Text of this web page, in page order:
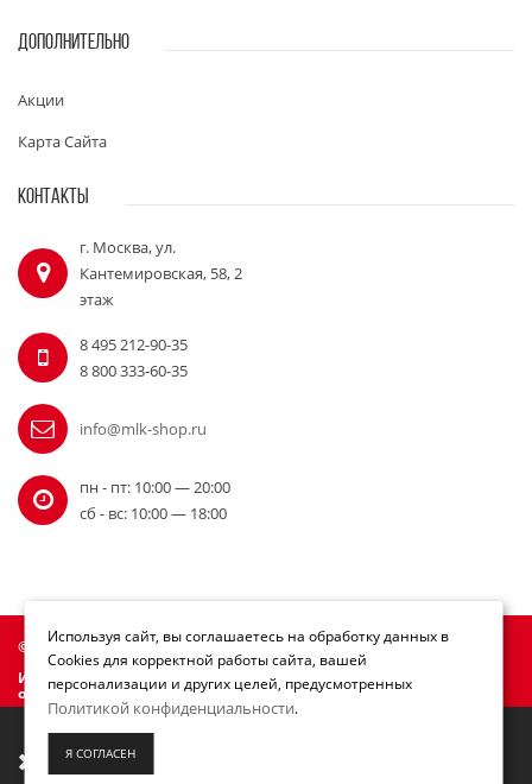
Мы переезжаем! С 21 июля магазин будет
работать по новому адресу. Подробная
ДОПОЛНИТЕЛЬНО
Акции
Карта Сайта
КОНТАКТЫ
г. Москва, ул.
Кантемировская, 58, 2
этаж
8 495 212-90-35
8 800 333-60-35
info@mlk-shop.ru
пн - пт: 10:00 — 20:00
сб - вс: 10:00 — 18:00
© Официальный дилер Milwaukee 2010 - 2026
Информация на сайте mlk-shop.ru не является публичной
офертой.
Используя сайт, вы соглашаетесь на обработку данных в
Cookies для корректной работы сайта, вашей
персонализации и других целей, предусмотренных
Политикой конфиденциальности.
Я СОГЛАСЕН